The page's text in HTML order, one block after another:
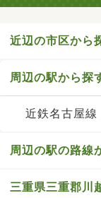
近辺の市区から
周辺の駅から探
近鉄名古屋線
周辺の駅の路線
三重県三重郡川